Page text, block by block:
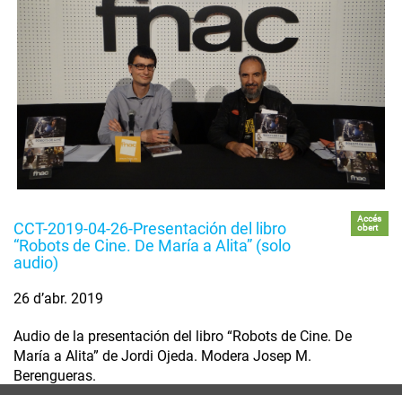
CCT-2019-04-26-Presentación del libro
“Robots de Cine. De María a Alita” (solo
audio)
Accés
obert
26 d’abr. 2019
Audio de la presentación del libro “Robots de Cine. De
María a Alita” de Jordi Ojeda. Modera Josep M.
Berengueras.